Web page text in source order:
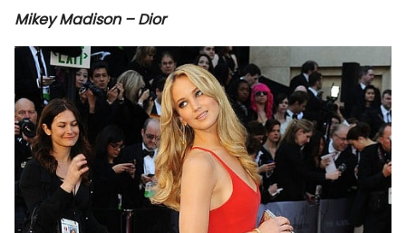
Mikey Madison – Dior